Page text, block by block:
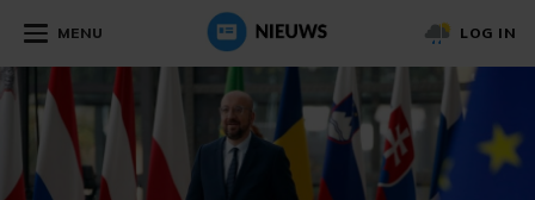
MENU LOG IN